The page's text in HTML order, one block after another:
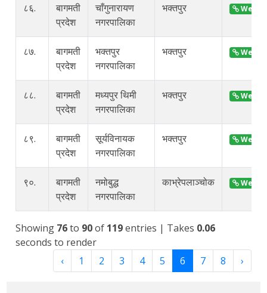
८६.
बागमती
प्रदेश
चाँगुनारायण
नगरपालिका
भक्तपुर Web
८७.
बागमती
प्रदेश
भक्तपुर
नगरपालिका
भक्तपुर Web
८८.
बागमती
प्रदेश
मध्यपुर थिमी
नगरपालिका
भक्तपुर Web
८९.
बागमती
प्रदेश
सूर्यविनायक
नगरपालिका
भक्तपुर Web
९०.
बागमती
प्रदेश
नमोबुद्ध
नगरपालिका
काभ्रेपलाञ्चोक Web
Showing 76to 90of 119entries | Takes 0.06
seconds to render
‹
1 2 3 4 5 6 7 8 ›